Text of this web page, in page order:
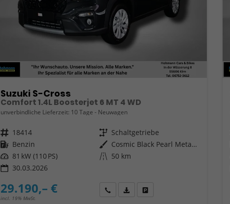
Suzuki S-Cross
Comfort 1.4L Boosterjet 6 MT 4 WD
unverbindliche Lieferzeit: 10 Tage Neuwagen
Fahrzeugnr. 18414 Getriebe Schaltgetriebe
Kraftstoff Benzin Außenfarbe
Cosmic Black Pearl Metallic
Leistung 81 kW (110 PS) Kilometerstand 50 km
30.03.2026
29.190,– €
incl. 19% MwSt.
Wir rufen Sie anFahrzeugexposé (PDF)